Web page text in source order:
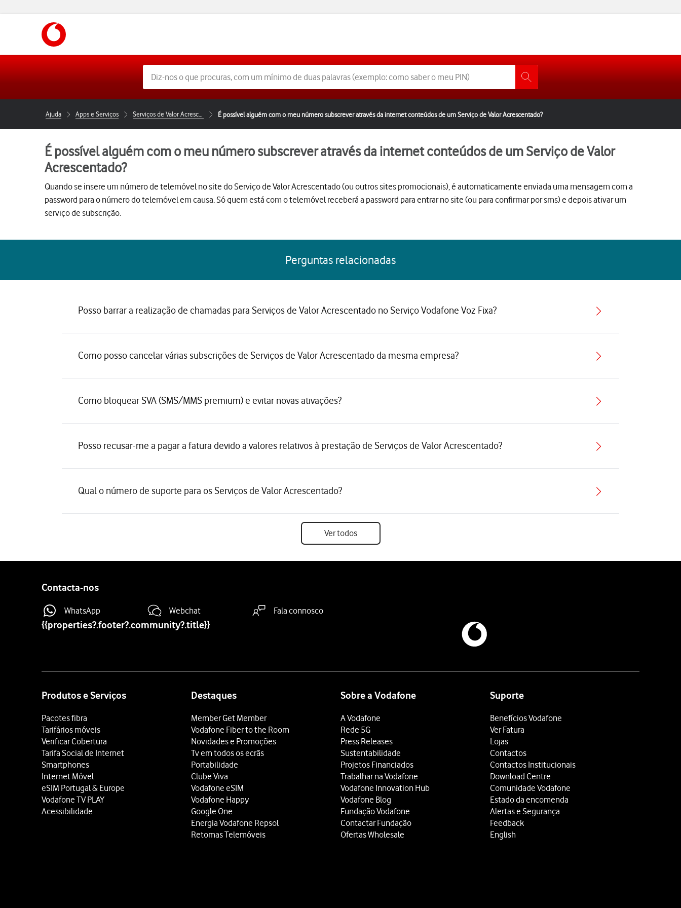
Ajuda Apps e Serviços É possível alguém com o meu número subscrever através da internet conteúdos de um Serviço de Valor Acrescentado?
É possível alguém com o meu número subscrever através da internet conteúdos de um Serviço de Valor
Acrescentado?
Quando se insere um número de telemóvel no site do Serviço de Valor Acrescentado (ou outros sites promocionais), é automaticamente enviada uma mensagem com a
password para o número do telemóvel em causa. Só quem está com o telemóvel receberá a password para entrar no site (ou para confirmar por sms) e depois ativar um
serviço de subscrição.
Perguntas relacionadas
Posso barrar a realização de chamadas para Serviços de Valor Acrescentado no Serviço Vodafone Voz Fixa?
Como posso cancelar várias subscrições de Serviços de Valor Acrescentado da mesma empresa?
Como bloquear SVA (SMS/MMS premium) e evitar novas ativações?
Posso recusar-me a pagar a fatura devido a valores relativos à prestação de Serviços de Valor Acrescentado?
Qual o número de suporte para os Serviços de Valor Acrescentado?
Ver todos
Contacta-nos
WhatsApp Webchat Fala connosco
{{properties?.footer?.community?.title}}
Produtos e Serviços
Pacotes fibra
Tarifários móveis
Verificar Cobertura
Tarifa Social de Internet
Smartphones
Internet Móvel
eSIM Portugal & Europe
Vodafone TV PLAY
Acessibilidade
Destaques
Member Get Member
Vodafone Fiber to the Room
Novidades e Promoções
Tv em todos os ecrãs
Portabilidade
Clube Viva
Vodafone eSIM
Vodafone Happy
Google One
Energia Vodafone Repsol
Retomas Telemóveis
Sobre a Vodafone
A Vodafone
Rede 5G
Press Releases
Sustentabilidade
Projetos Financiados
Trabalhar na Vodafone
Vodafone Innovation Hub
Vodafone Blog
Fundação Vodafone
Contactar Fundação
Ofertas Wholesale
Suporte
Benefícios Vodafone
Ver Fatura
Lojas
Contactos
Contactos Institucionais
Download Centre
Comunidade Vodafone
Estado da encomenda
Alertas e Segurança
Feedback
English